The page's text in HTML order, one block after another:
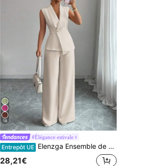
18
#Élégance estivale
Entrepôt UE Elenzga Ensemble de 2 pièces pour femme, blanc cassé, élégant, pour le bureau et le travail en été, blazer sans manches à ourlet asymétrique avec décoration de boucle de taille en métal & pantalon à taille élastique
28,21€